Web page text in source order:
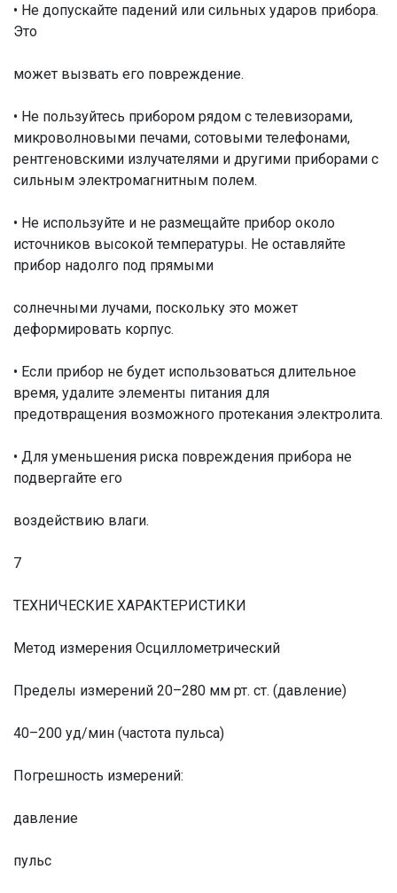
• Не допускайте падений или сильных ударов прибора.
Это
может вызвать его повреждение.
• Не пользуйтесь прибором рядом с телевизорами,
микроволновыми печами, сотовыми телефонами,
рентгеновскими излучателями и другими приборами с
сильным электромагнитным полем.
• Не используйте и не размещайте прибор около
источников высокой температуры. Не оставляйте
прибор надолго под прямыми
солнечными лучами, поскольку это может
деформировать корпус.
• Если прибор не будет использоваться длительное
время, удалите элементы питания для
предотвращения возможного протекания электролита.
• Для уменьшения риска повреждения прибора не
подвергайте его
воздействию влаги.
7
ТЕХНИЧЕСКИЕ ХАРАКТЕРИСТИКИ
Метод измерения Осциллометрический
Пределы измерений 20–280 мм рт. ст. (давление)
40–200 уд/мин (частота пульса)
Погрешность измерений:
давление
пульс